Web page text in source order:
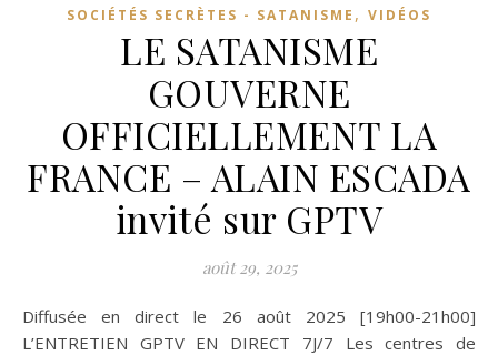
SOCIÉTÉS SECRÈTES - SATANISME , VIDÉOS
LE SATANISME
GOUVERNE
OFFICIELLEMENT LA
FRANCE – ALAIN ESCADA
invité sur GPTV
août 29, 2025
Diffusée en direct le 26 août 2025 [19h00-21h00]
L’ENTRETIEN GPTV EN DIRECT 7J/7 Les centres de